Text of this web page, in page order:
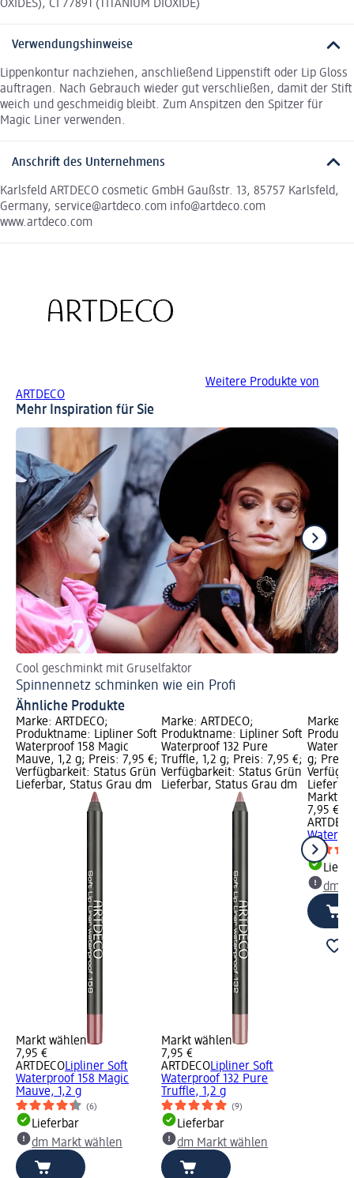
OXIDES), CI 77891 (TITANIUM DIOXIDE)
Verwendungshinweise
Lippenkontur nachziehen, anschließend Lippenstift oder Lip Gloss
auftragen. Nach Gebrauch wieder gut verschließen, damit der Stift
weich und geschmeidig bleibt. Zum Anspitzen den Spitzer für
Magic Liner verwenden.
Anschrift des Unternehmens
Karlsfeld ARTDECO cosmetic GmbH Gaußstr. 13, 85757 Karlsfeld,
Germany, service@artdeco.com info@artdeco.com
www.artdeco.com
Weitere Produkte von
ARTDECO
Mehr Inspiration für Sie
Cool geschminkt mit Gruselfaktor
Spinnennetz schminken wie ein Profi
Ähnliche Produkte
Marke: ARTDECO;
Produktname: Lipliner Soft
Waterproof 158 Magic
Mauve, 1,2 g; Preis: 7,95 €;
Verfügbarkeit: Status Grün
Lieferbar, Status Grau dm
Markt wählen
7,95 €
ARTDECOLipliner Soft
Waterproof 158 Magic
Mauve, 1,2 g
(6)
Lieferbar
dm Markt wählen
Marke: ARTDECO;
Produktname: Lipliner Soft
Waterproof 132 Pure
Truffle, 1,2 g; Preis: 7,95 €;
Verfügbarkeit: Status Grün
Lieferbar, Status Grau dm
Markt wählen
7,95 €
ARTDECOLipliner Soft
Waterproof 132 Pure
Truffle, 1,2 g
(9)
Lieferbar
dm Markt wählen
Marke:
g; Preis:
Markt
7,95 €
dm